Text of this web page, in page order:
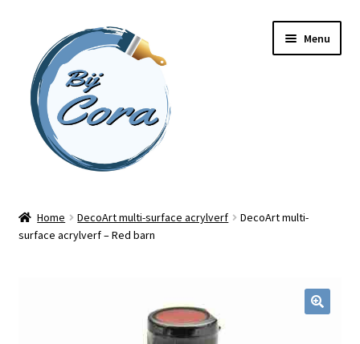
naar
navigatie
inhoud
Menu
Workshops
Home DecoArt multi-surface acrylverf
DecoArt multi-
surface acrylverf – Red barn